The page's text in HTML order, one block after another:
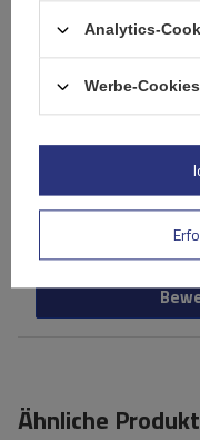
Ihre E-Mail-
Ähnliche
Analytics-
Werbe-Cookies